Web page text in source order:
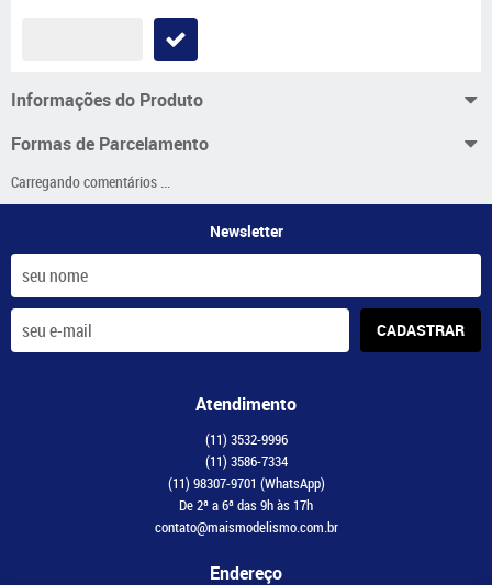
Informações do Produto
Formas de Parcelamento
Carregando comentários ...
Newsletter
CADASTRAR
Atendimento
(11) 3532-9996
(11) 3586-7334
(11) 98307-9701 (WhatsApp)
De 2ª a 6ª das 9h às 17h
contato@maismodelismo.com.br
Endereço